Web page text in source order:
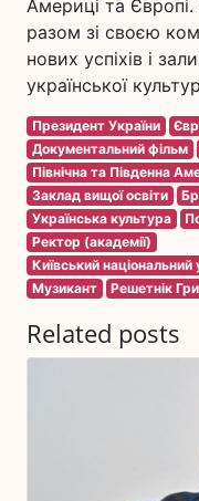
Америці та
разом зі своєю
нових успіхів і
української
Президент України
Документальний фільм
Північна та Південна
Заклад вищої освіти
Українська культура
Ректор (академії)
Київський національний
Музикант
Решетнік
Related posts